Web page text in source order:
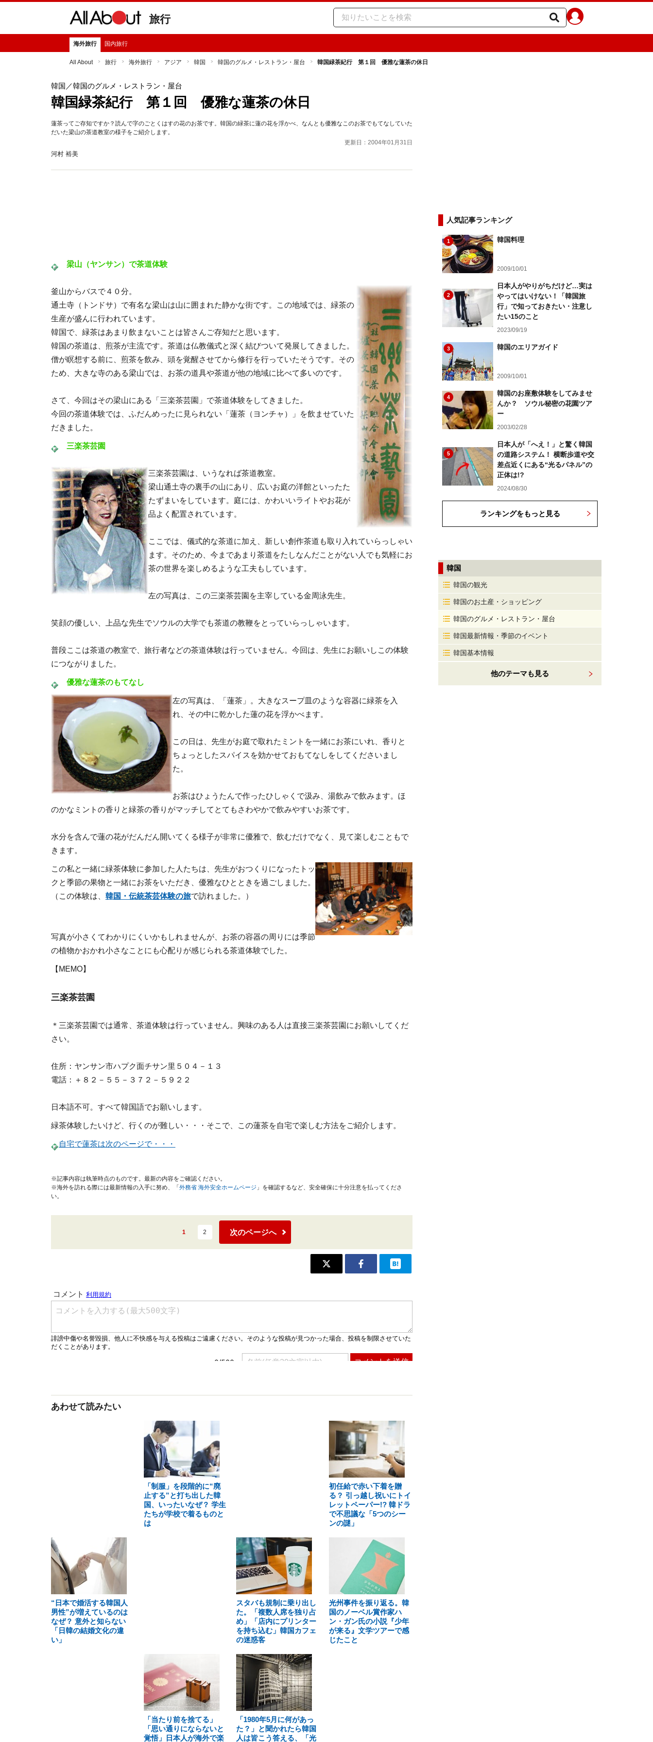
旅行
海外旅行 国内旅行
All About 旅行 海外旅行 アジア 韓国 韓国のグルメ・レストラン・屋台 韓国緑茶紀行 第１回 優雅な蓮茶の休日
韓国 ／韓国のグルメ・レストラン・屋台
韓国緑茶紀行 第１回 優雅な蓮茶の休日
蓮茶ってご存知ですか？読んで字のごとくはすの花のお茶です。韓国の緑茶に蓮の花を浮かべ、なんとも優雅なこのお茶でもてなしていた
だいた梁山の茶道教室の様子をご紹介します。
更新日：2004年01月31日
河村 裕美
梁山（ヤンサン）で茶道体験
釜山からバスで４０分。
通土寺（トンドサ）で有名な梁山は山に囲まれた静かな街です。この地域では、緑茶の
生産が盛んに行われています。
韓国で、緑茶はあまり飲まないことは皆さんご存知だと思います。
韓国の茶道は、煎茶が主流です。茶道は仏教儀式と深く結びついて発展してきました。
僧が瞑想する前に、煎茶を飲み、頭を覚醒させてから修行を行っていたそうです。その
ため、大きな寺のある梁山では、お茶の道具や茶道が他の地域に比べて多いのです。
さて、今回はその梁山にある「三楽茶芸園」で茶道体験をしてきました。
今回の茶道体験では、ふだんめったに見られない「蓮茶（ヨンチャ）」を飲ませていた
だきました。
三楽茶芸園
三楽茶芸園は、いうなれば茶道教室。
梁山通土寺の裏手の山にあり、広いお庭の洋館といったた
たずまいをしています。庭には、かわいいライトやお花が
品よく配置されています。
ここでは、儀式的な茶道に加え、新しい創作茶道も取り入れていらっしゃい
ます。そのため、今まであまり茶道をたしなんだことがない人でも気軽にお
茶の世界を楽しめるような工夫もしています。
左の写真は、この三楽茶芸園を主宰している金周泳先生。
笑顔の優しい、上品な先生でソウルの大学でも茶道の教鞭をとっていらっしゃいます。
普段ここは茶道の教室で、旅行者などの茶道体験は行っていません。今回は、先生にお願いしこの体験
につながりました。
優雅な蓮茶のもてなし
左の写真は、「蓮茶」。大きなスープ皿のような容器に緑茶を入
れ、その中に乾かした蓮の花を浮かべます。
この日は、先生がお庭で取れたミントを一緒にお茶にいれ、香りと
ちょっとしたスパイスを効かせておもてなしをしてくださいまし
た。
お茶はひょうたんで作ったひしゃくで汲み、湯飲みで飲みます。ほ
のかなミントの香りと緑茶の香りがマッチしてとてもさわやかで飲みやすいお茶です。
水分を含んで蓮の花がだんだん開いてくる様子が非常に優雅で、飲むだけでなく、見て楽しむこともで
きます。
この私と一緒に緑茶体験に参加した人たちは、先生がおつくりになったトッ
クと季節の果物と一緒にお茶をいただき、優雅なひとときを過ごしました。
（この体験は、 韓国・伝統茶芸体験の旅で訪れました。）
写真が小さくてわかりにくいかもしれませんが、お茶の容器の周りには季節
の植物かおかれ小さなことにも心配りが感じられる茶道体験でした。
【MEMO】
三楽茶芸園
＊三楽茶芸園では通常、茶道体験は行っていません。興味のある人は直接三楽茶芸園にお願いしてくだ
さい。
住所：ヤンサン市ハプク面チサン里５０４－１３
電話：＋８２－５５－３７２－５９２２
日本語不可。すべて韓国語でお願いします。
緑茶体験したいけど、行くのが難しい・・・そこで、この蓮茶を自宅で楽しむ方法をご紹介します。
自宅で蓮茶は次のページで・・・
※記事内容は執筆時点のものです。最新の内容をご確認ください。
※海外を訪れる際には最新情報の入手に努め、「 外務省 海外安全ホームページ 」を確認するなど、安全確保に十分注意を払ってくださ
い。
1 2 次のページへ
あわせて読みたい
「制服」を段階的に“廃
止する”と打ち出した韓
国、いったいなぜ？ 学生
たちが学校で着るものと
は
初任給で赤い下着を贈
る？ 引っ越し祝いにトイ
レットペーパー!? 韓ドラ
で不思議な「5つのシー
ンの謎」
“日本で婚活する韓国人
男性”が増えているのは
なぜ？ 意外と知らない
「日韓の結婚文化の違
い」
スタバも規制に乗り出し
た。「複数人席を独り占
め」「店内にプリンター
を持ち込む」韓国カフェ
の迷惑客
光州事件を振り返る。韓
国のノーベル賞作家ハ
ン・ガン氏の小説『少年
が来る』文学ツアーで感
じたこと
「当たり前を捨てる」
「思い通りにならないと
覚悟」日本人が海外で楽
「1980年5月に何があっ
た？」と聞かれたら韓国
人は皆こう答える、「光
人気記事ランキング
1 韓国料理
2009/10/01
2
日本人がやりがちだけど…実は
やってはいけない！「韓国旅
行」で知っておきたい・注意し
たい15のこと
2023/09/19
3 韓国のエリアガイド
2009/10/01
4
韓国のお座敷体験をしてみませ
んか？ ソウル秘密の花園ツア
ー
2003/02/28
5
日本人が「へえ！」と驚く韓国
の道路システム！ 横断歩道や交
差点近くにある“光るパネル”の
正体は!?
2024/08/30
ランキングをもっと見る
韓国
韓国の観光
韓国のお土産・ショッピング
韓国のグルメ・レストラン・屋台
韓国最新情報・季節のイベント
韓国基本情報
他のテーマも見る